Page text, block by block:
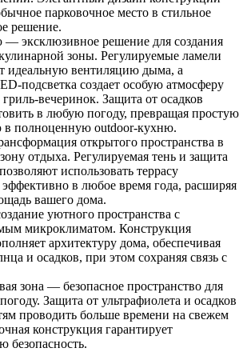
парковочное место в стильное
решение.
— эксклюзивное решение для создания
зоны. Регулируемые ламели
идеальную вентиляцию дыма, а
подсветка создает особую атмосферу
вечеринок. Защита от осадков
в любую погоду, превращая простую
в полноценную outdoor-кухню.
открытого пространства в
отдыха. Регулируемая тень и защита
использовать террасу
в любое время года, расширяя
вашего дома.
уютного пространства с
микроклиматом. Конструкция
архитектуру дома, обеспечивая
и осадков, при этом сохраняя связь с
зона — безопасное пространство для
Защита от ультрафиолета и осадков
проводить больше времени на свежем
конструкция гарантирует
безопасность.